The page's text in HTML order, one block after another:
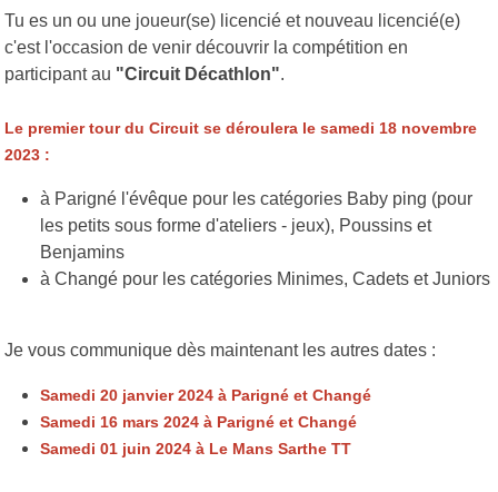
Tu es un ou une joueur(se) licencié et nouveau licencié(e)
c'est l'occasion de venir découvrir la compétition en
participant au "Circuit Décathlon".
Le premier tour du Circuit se déroulera le samedi 18 novembre
2023 :
à Parigné l'évêque pour les catégories Baby ping (pour
les petits sous forme d'ateliers - jeux), Poussins et
Benjamins
à Changé pour les catégories Minimes, Cadets et Juniors
Je vous communique dès maintenant les autres dates :
Samedi 20 janvier 2024 à Parigné et Changé
Samedi 16 mars 2024 à Parigné et Changé
Samedi 01 juin 2024 à Le Mans Sarthe TT